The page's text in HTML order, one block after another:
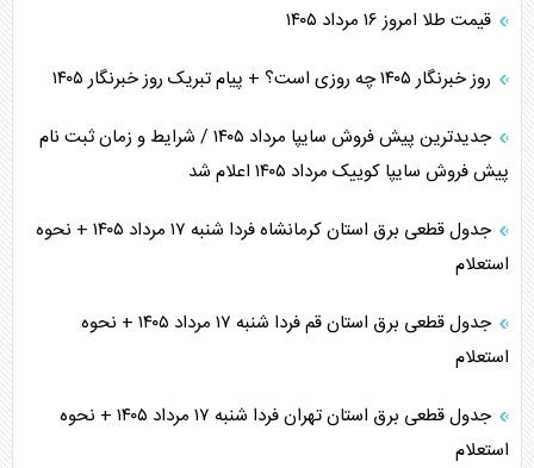
قیمت طلا امروز ۱۶ مرداد ۱۴۰۵
روز خبرنگار ۱۴۰۵ چه روزی است؟ + پیام تبریک روز خبرنگار ۱۴۰۵
جدیدترین پیش فروش سایپا مرداد ۱۴۰۵ / شرایط و زمان ثبت نام
پیش فروش سایپا کوییک مرداد ۱۴۰۵ اعلام شد
جدول قطعی برق استان کرمانشاه فردا شنبه ۱۷ مرداد ۱۴۰۵ + نحوه
استعلام
جدول قطعی برق استان قم فردا شنبه ۱۷ مرداد ۱۴۰۵ + نحوه
استعلام
جدول قطعی برق استان تهران فردا شنبه ۱۷ مرداد ۱۴۰۵ + نحوه
استعلام